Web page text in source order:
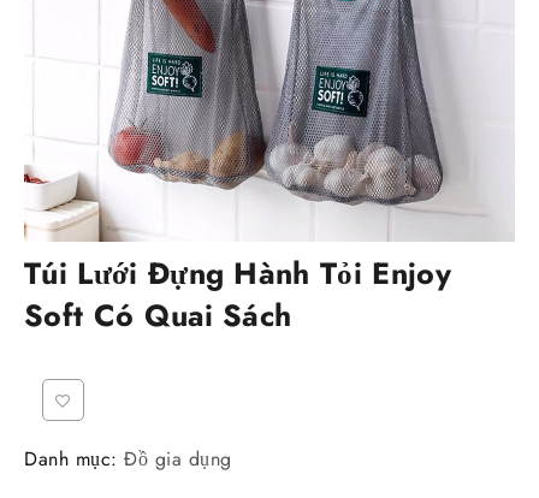
Túi Lưới Đựng Hành Tỏi Enjoy
Soft Có Quai Sách
Danh mục: Đồ gia dụng